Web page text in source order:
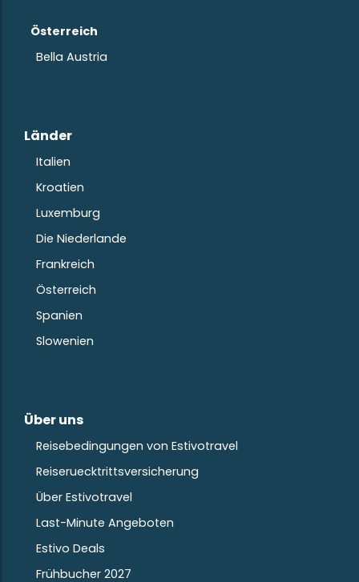
Österreich
Bella Austria
Länder
Italien
Kroatien
Luxemburg
Die Niederlande
Frankreich
Österreich
Spanien
Slowenien
Über uns
Reisebedingungen von Estivotravel
Reiseruecktrittsversicherung
Über Estivotravel
Last-Minute Angeboten
Estivo Deals
Frühbucher 2027